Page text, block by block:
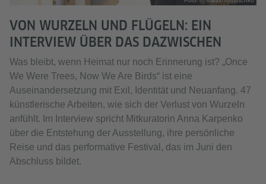
VON WURZELN UND FLÜGELN: EIN
INTERVIEW ÜBER DAS DAZWISCHEN
Was bleibt, wenn Heimat nur noch Erinnerung ist? „Once
We Were Trees, Now We Are Birds“ ist eine
Auseinandersetzung mit Exil, Identität und Neuanfang. 47
künstlerische Arbeiten, wie sich der Verlust von Wurzeln
anfühlt. Im Interview spricht Mitkuratorin Anna Karpenko
über die Entstehung der Ausstellung, ihre persönliche
Reise und das performative Festival, das im Juni den
Abschluss bildet.